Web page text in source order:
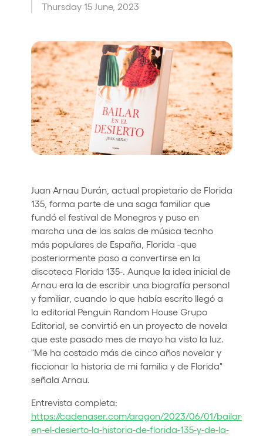
Who we are
Do you want to work with us?
elrow News
Follow us on tiktok
Follow us on facebook
Follow us on instagram
Follow us on twitter
Follow us on linkedin
Follow us on youtube
Privacy Policy
Cookies Notice
Sustainability Policy
Thursday 15 June, 2023
Juan Arnau Durán, actual propietario de Florida
135, forma parte de una saga familiar que
fundó el festival de Monegros y puso en
marcha una de las salas de música tecnho
más populares de España, Florida -que
posteriormente paso a convertirse en la
discoteca Florida 135-. Aunque la idea inicial de
Arnau era la de escribir una biografía personal
y familiar, cuando lo que había escrito llegó a
la editorial Penguin Random House Grupo
Editorial, se convirtió en un proyecto de novela
que este pasado mes de mayo ha visto la luz.
"Me ha costado más de cinco años novelar y
ficcionar la historia de mi familia y de Florida"
señala Arnau.
Entrevista completa:
https://cadenaser.com/aragon/2023/06/01/bailar-
en-el-desierto-la-historia-de-florida-135-y-de-la-